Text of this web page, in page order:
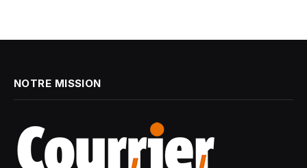
NOTRE MISSION